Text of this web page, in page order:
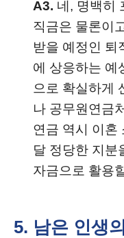
A3. 네, 명백히
직금은 물론이
받을 예정인 퇴
에 상응하는 예
으로 확실하게
나 공무원연금
연금 역시 이혼
달 정당한 지분
자금으로 활용
5. 남은 인생